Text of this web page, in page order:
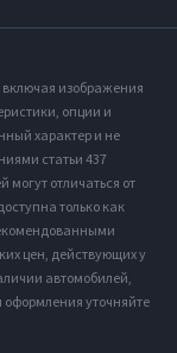
изображения
опции и
характер и не
статьи 437
отличаться от
только как
цен, действующих у
автомобилей,
оформления уточняйте